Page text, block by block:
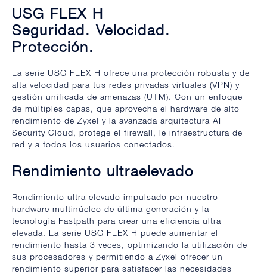
USG FLEX H
Seguridad. Velocidad.
Protección.
La serie USG FLEX H ofrece una protección robusta y de
alta velocidad para tus redes privadas virtuales (VPN) y
gestión unificada de amenazas (UTM). Con un enfoque
de múltiples capas, que aprovecha el hardware de alto
rendimiento de Zyxel y la avanzada arquitectura AI
Security Cloud, protege el firewall, le infraestructura de
red y a todos los usuarios conectados.
Rendimiento ultraelevado
Rendimiento ultra elevado impulsado por nuestro
hardware multinúcleo de última generación y la
tecnología Fastpath para crear una eficiencia ultra
elevada. La serie USG FLEX H puede aumentar el
rendimiento hasta 3 veces, optimizando la utilización de
sus procesadores y permitiendo a Zyxel ofrecer un
rendimiento superior para satisfacer las necesidades